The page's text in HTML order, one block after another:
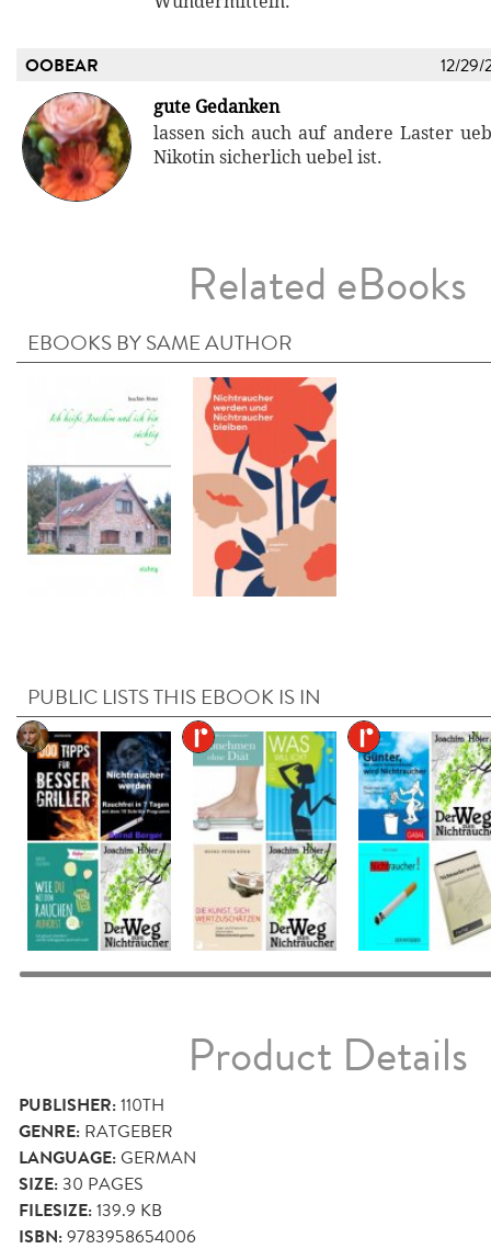
OOBEAR 12/29/
gute Gedanken
lassen sich auch auf andere Laster
Nikotin sicherlich uebel ist.
Related eBooks
EBOOKS BY SAME AUTHOR
PUBLIC LISTS THIS EBOOK IS IN
Product Details
PUBLISHER:110TH
GENRE: RATGEBER
LANGUAGE:GERMAN
SIZE:30 PAGES
FILESIZE:139.9 KB
ISBN:9783958654006